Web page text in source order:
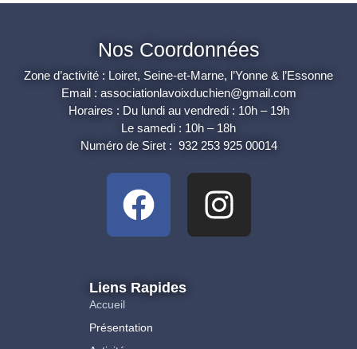
Nos Coordonnées
Zone d’activité : Loiret, Seine-et-Marne, l’Yonne & l’Essonne
Email : associationlavoixduchien@gmail.com
Horaires : Du lundi au vendredi : 10h – 19h
Le samedi : 10h – 18h
Numéro de Siret : 932 253 925 00014
Liens Rapides
Accueil
Présentation